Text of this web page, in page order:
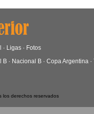
· Ligas · Fotos
B · Nacional B · Copa Argentina ·
los derechos reservados